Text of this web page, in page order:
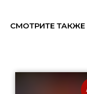
СМОТРИТЕ ТАКЖЕ